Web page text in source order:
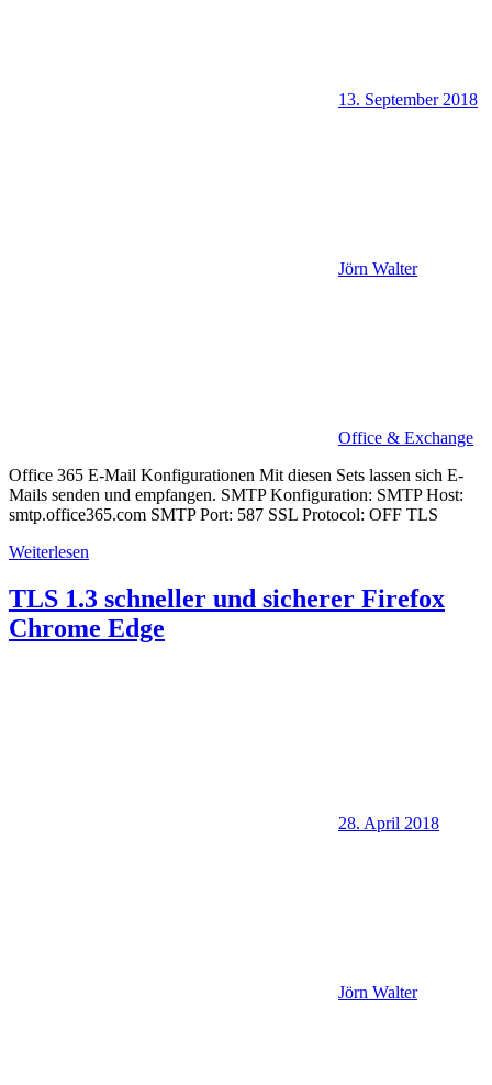
13. September 2018
Jörn Walter
Office & Exchange
Office 365 E-Mail Konfigurationen Mit diesen Sets lassen sich E-
Mails senden und empfangen. SMTP Konfiguration: SMTP Host:
smtp.office365.com SMTP Port: 587 SSL Protocol: OFF TLS
Weiterlesen
TLS 1.3 schneller und sicherer Firefox
Chrome Edge
28. April 2018
Jörn Walter